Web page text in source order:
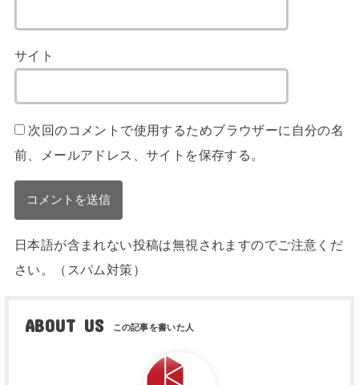
サイト
次回のコメントで使用するためブラウザーに自分の名
前、メールアドレス、サイトを保存する。
日本語が含まれない投稿は無視されますのでご注意くだ
さい。（スパム対策）
ABOUT US